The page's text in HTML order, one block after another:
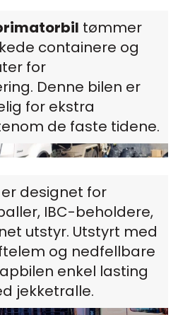
tømmer
containere og
for
Denne bilen er
for ekstra
de faste tidene.
er designet for
IBC-beholdere,
utstyr. Utstyrt med
og nedfellbare
enkel lasting
jekketralle.